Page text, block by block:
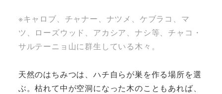
※キャロブ、チャナー、ナツメ、ケブラコ、マ
ツ、ローズウッド、アカシア、ナシ等、チャコ・
サルテーニョ山に群生している木々。
天然のはちみつは、ハチ自らが巣を作る場所を選
ぶ。枯れて中が空洞になった木のこともあれば、